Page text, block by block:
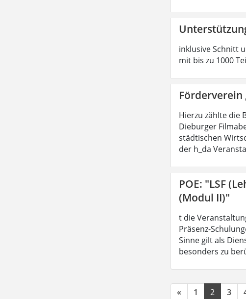
inklusive Schnitt
mit bis zu 1000
Förderverein
Hierzu zählte die
Dieburger
städtischen
der h_da
POE: "LSF
(Modul II)"
t die
Präsenz-
Sinne gilt als
besonders zu
« 1 2 3